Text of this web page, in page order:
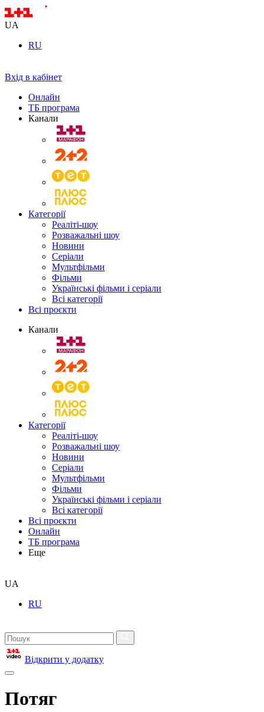
UA
RU
Вхід в кабінет
Онлайн
ТБ програма
Канали
Категорії
Реаліті-шоу
Розважальні шоу
Новини
Серіали
Мультфільми
Фільми
Українські фільми і серіали
Всі категорії
Всі проєкти
Канали
Категорії
Реаліті-шоу
Розважальні шоу
Новини
Серіали
Мультфільми
Фільми
Українські фільми і серіали
Всі категорії
Всі проєкти
Онлайн
ТБ програма
Еще
UA
RU
Відкрити у додатку
Потяг